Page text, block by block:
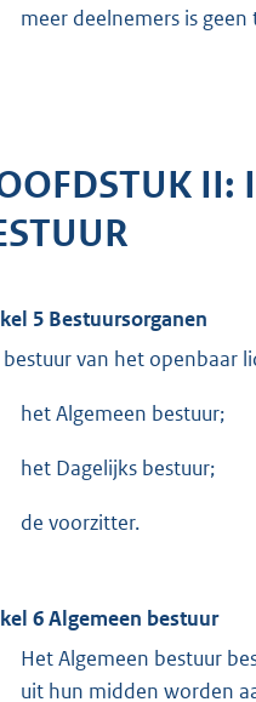
meer deelnemers is geen
II:
5 Bestuursorganen
van het openbaar
het Algemeen bestuur;
het Dagelijks bestuur;
de voorzitter.
6 Algemeen bestuur
Het Algemeen bestuur
uit hun midden worden